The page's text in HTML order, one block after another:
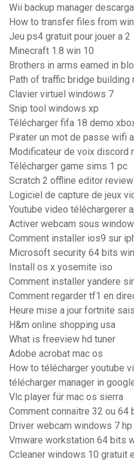
Wii backup manager
How to transfer files from
Jeu ps4 gratuit pour jouer a 2
Minecraft 1.8 win 10
Brothers in arms earned in
Path of traffic bridge building
Clavier virtuel windows 7
Snip tool windows xp
Télécharger fifa 18 demo
Pirater un mot de passe wifi
Modificateur de voix discord
Télécharger game sims 1 pc
Scratch 2 offline editor review
Logiciel de capture de jeux
Youtube video téléchargerer
Activer webcam sous
Comment installer ios9 sur
Microsoft security 64 bits
Install os x yosemite iso
Comment installer yandere
Comment regarder tf1 en
Heure mise a jour fortnite
H&m online shopping usa
What is freeview hd tuner
Adobe acrobat mac os
How to télécharger youtube
télécharger manager in
Vlc player für mac os sierra
Comment connaitre 32 ou 64
Driver webcam windows 7 hp
Vmware workstation 64 bits
Ccleaner windows 10 gratuit